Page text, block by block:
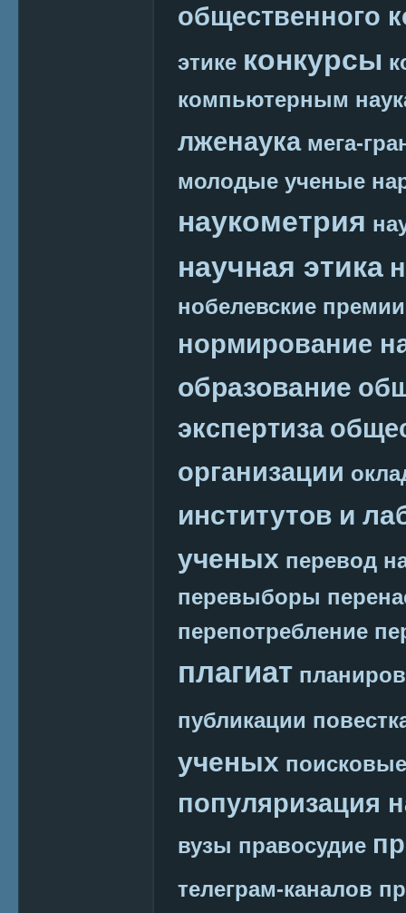
общественного
этике конкурсы
компьютерным
лженаука мега-
молодые ученые
наукометрия
научная этика
нобелевские премии
нормирование
образование
экспертиза
организации
институтов и
ученых перевод
перевыборы
перепотребление
плагиат
публикации
ученых
популяризация
вузы правосудие
телеграм-каналов